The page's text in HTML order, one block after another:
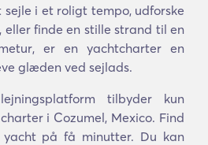
i et roligt tempo, udforske
eller finde en stille strand til en
er en yachtcharter en
glæden ved sejlads.
tilbyder kun
i Cozumel, Mexico. Find
på få minutter. Du kan